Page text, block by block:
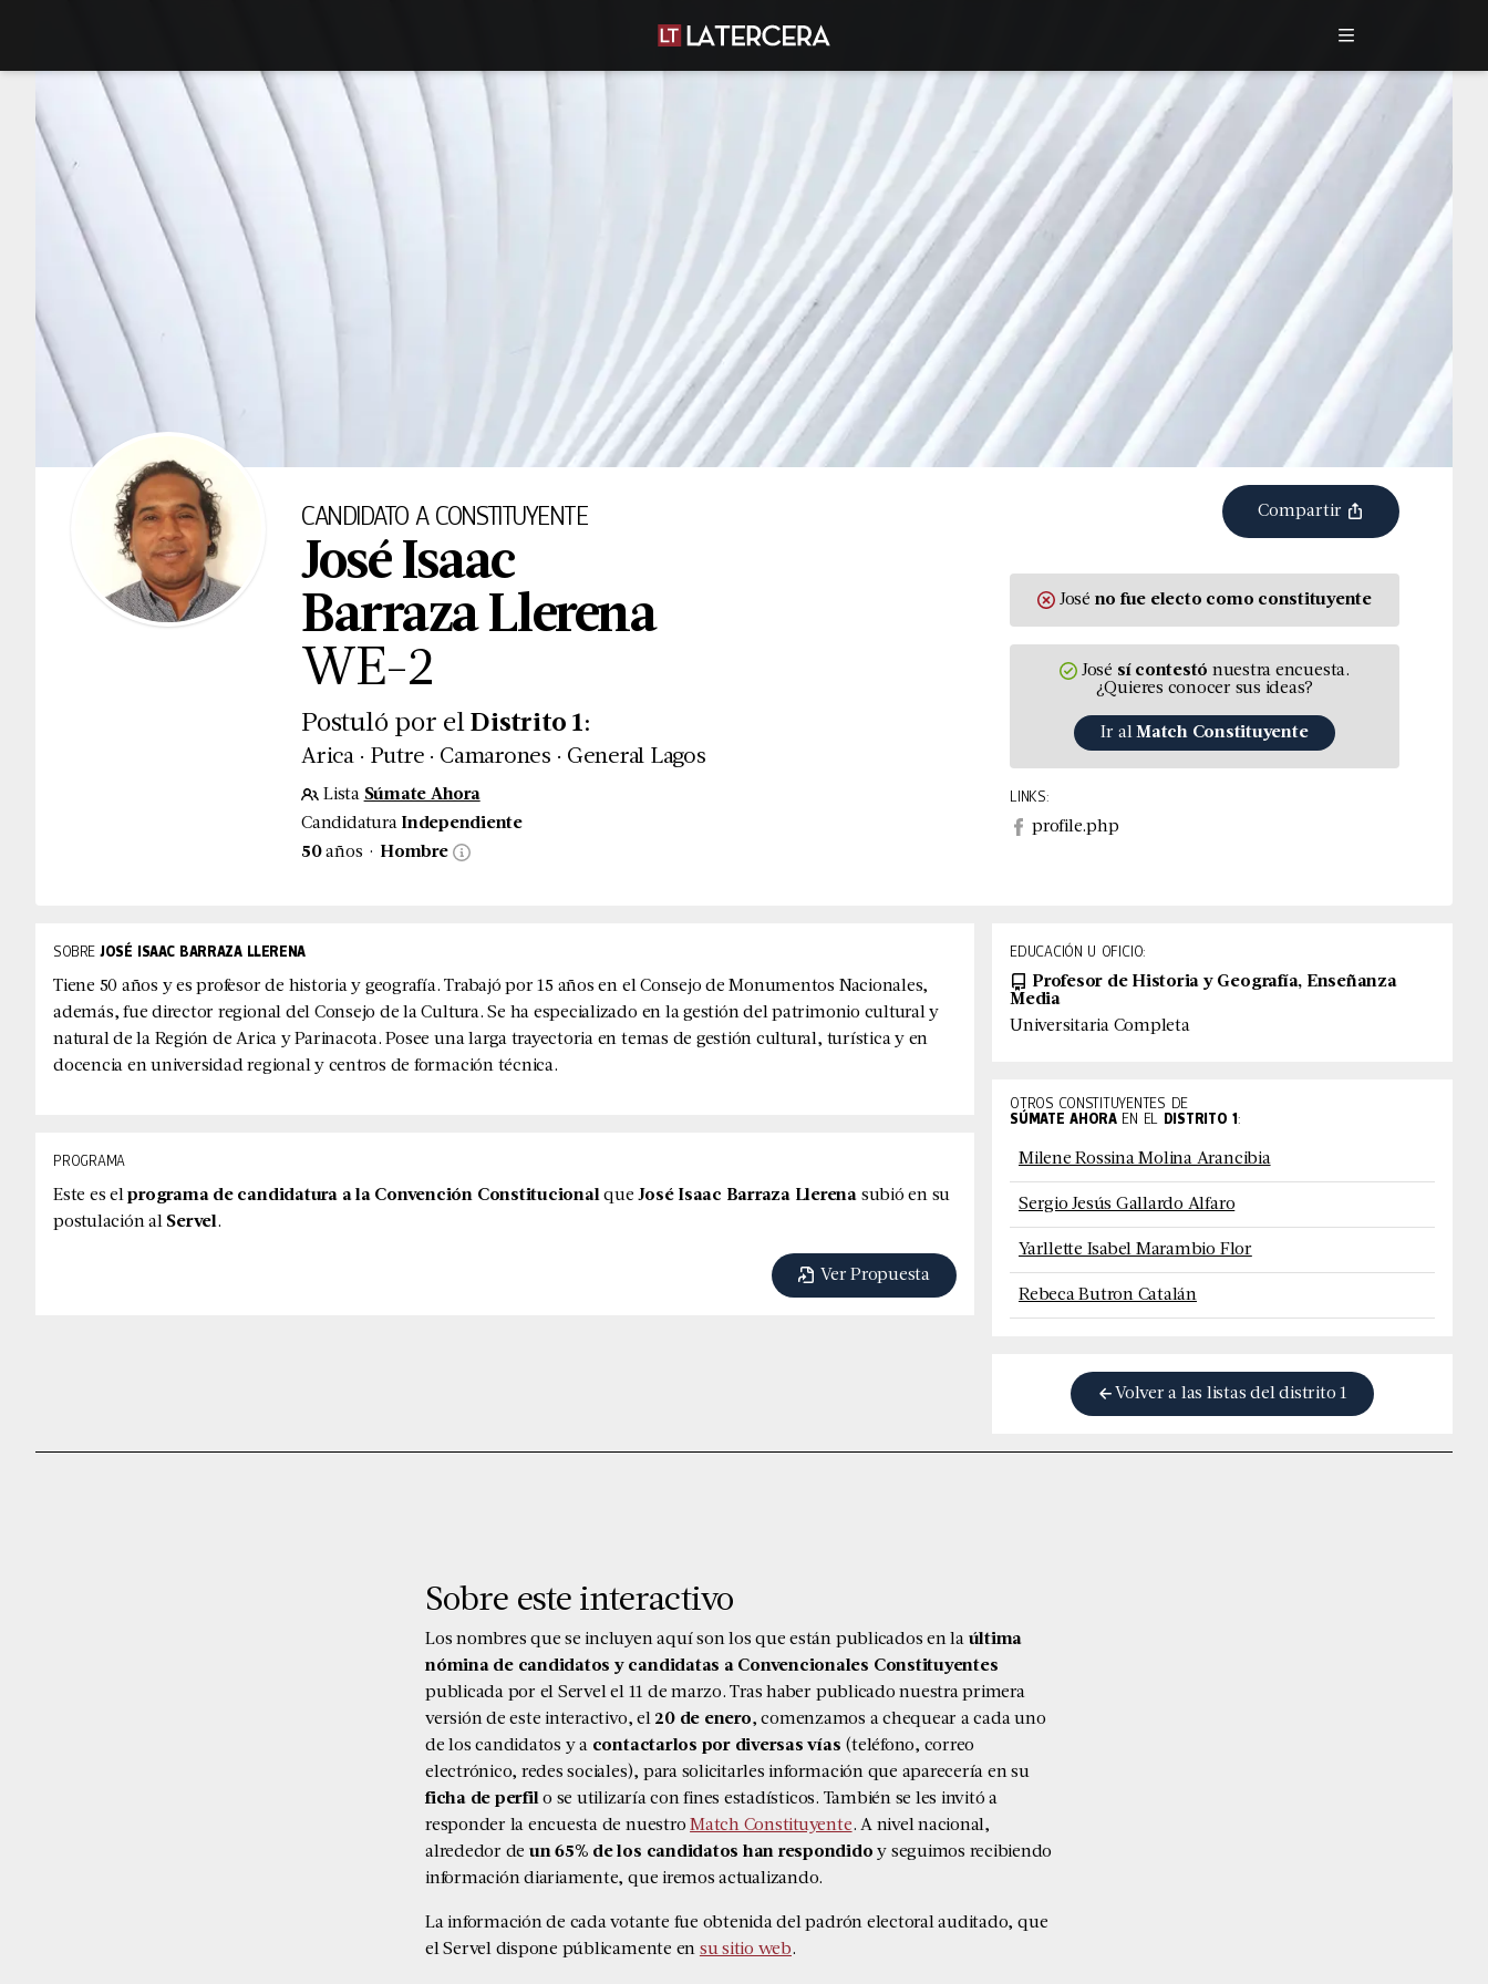
CANDIDATO A CONSTITUYENTE
José Isaac
Barraza Llerena
WE-2
Postuló por elDistrito1:
Arica . Putre . Camarones . General Lagos
Lista Súmate Ahora
Candidatura Independiente
50años . Hombre
Compartir
José no fue electo como constituyente
José sí contestó nuestra encuesta.
¿Quieres conocer sus ideas?
Ir alMatch Constituyente
LINKS:
profile.php
SOBREJOSÉ ISAAC BARRAZA LLERENA
Tiene 50 años y es profesor de historia y geografía. Trabajó por 15 años en el Consejo de Monumentos Nacionales,
además, fue director regional del Consejo de la Cultura. Se ha especializado en la gestión del patrimonio cultural y
natural de la Región de Arica y Parinacota. Posee una larga trayectoria en temas de gestión cultural, turística y en
docencia en universidad regional y centros de formación técnica.
PROGRAMA
Este es el programa de candidatura a la Convención Constitucional queJosé Isaac Barraza Llerena subió en su
postulación al Servel.
Ver Propuesta
EDUCACIÓN U OFICIO:
Profesor de Historia y Geografía, Enseñanza
Media
Universitaria Completa
OTROS CONSTITUYENTES DE
SÚMATE AHORAEN EL DISTRITO1:
Milene Rossina Molina Arancibia
Sergio Jesús Gallardo Alfaro
Yarllette Isabel Marambio Flor
Rebeca Butron Catalán
Volver a las listas del distrito1
Sobre este interactivo
Los nombres que se incluyen aquí son los que están publicados en la última
nómina de candidatos y candidatas a Convencionales Constituyentes
publicada por el Servel el 11 de marzo. Tras haber publicado nuestra primera
versión de este interactivo, el 20 de enero, comenzamos a chequear a cada uno
de los candidatos y a contactarlos por diversas vías (teléfono, correo
electrónico, redes sociales), para solicitarles información que aparecería en su
ficha de perfilo se utilizaría con fines estadísticos. También se les invitó a
responder la encuesta de nuestro Match Constituyente. A nivel nacional,
alrededor de un 65% de los candidatos han respondido y seguimos recibiendo
información diariamente, que iremos actualizando.
La información de cada votante fue obtenida del padrón electoral auditado, que
el Servel dispone públicamente en su sitio web.